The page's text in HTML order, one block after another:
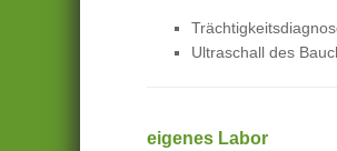
Ultraschall des
eigenes Labor